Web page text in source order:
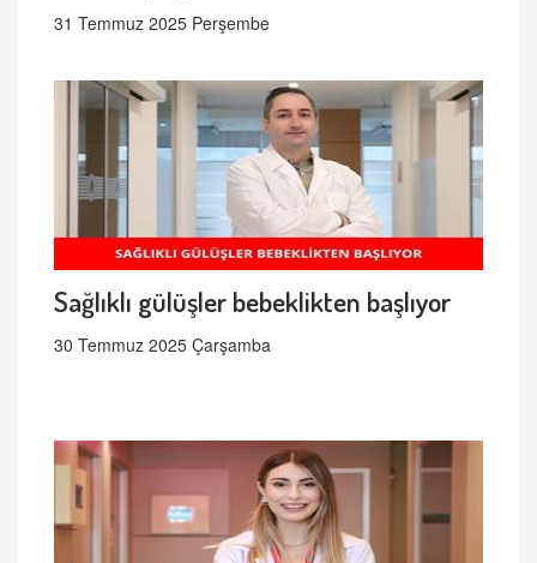
31 Temmuz 2025 Perşembe
Sağlıklı gülüşler bebeklikten başlıyor
30 Temmuz 2025 Çarşamba